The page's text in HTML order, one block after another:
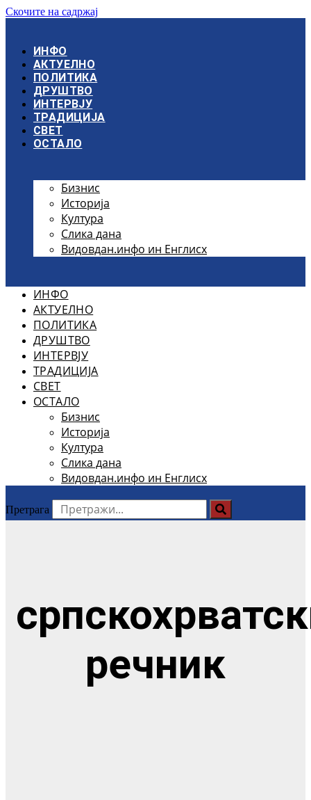
Скочите на садржај
ИНФО
АКТУЕЛНО
ПОЛИТИКА
ДРУШТВО
ИНТЕРВЈУ
ТРАДИЦИЈА
СВЕТ
ОСТАЛО
Бизнис
Историја
Култура
Слика дана
Видовдан.инфо ин Енглисх
ИНФО
АКТУЕЛНО
ПОЛИТИКА
ДРУШТВО
ИНТЕРВЈУ
ТРАДИЦИЈА
СВЕТ
ОСТАЛО
Бизнис
Историја
Култура
Слика дана
Видовдан.инфо ин Енглисх
Претрага
речник